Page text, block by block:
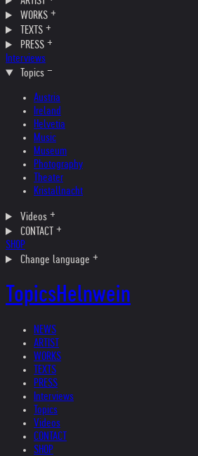
WORKS
TEXTS
PRESS
Interviews
Topics
Austria
Ireland
Helvetia
Music
Museum
Photography
Theater
Kristallnacht
Videos
CONTACT
SHOP
Change language
TopicsHelnwein
NEWS
ARTIST
WORKS
TEXTS
PRESS
Interviews
Topics
Videos
CONTACT
SHOP